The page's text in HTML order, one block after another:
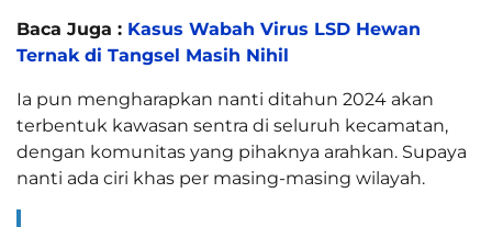
Baca Juga : Kasus Wabah Virus LSD Hewan
Ternak di Tangsel Masih Nihil
Ia pun mengharapkan nanti ditahun 2024 akan
terbentuk kawasan sentra di seluruh kecamatan,
dengan komunitas yang pihaknya arahkan. Supaya
nanti ada ciri khas per masing-masing wilayah.